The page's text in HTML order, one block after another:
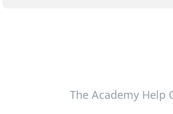
The Academy Help